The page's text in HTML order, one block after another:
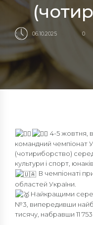
06.10.2025 0
4-5 жовтня,
командний чемпіонат
(чотириборство)
культури і спорт,
В чемпіонаті
областей України.
Найкращими
№3, випередивши
тисячу, набравши 11